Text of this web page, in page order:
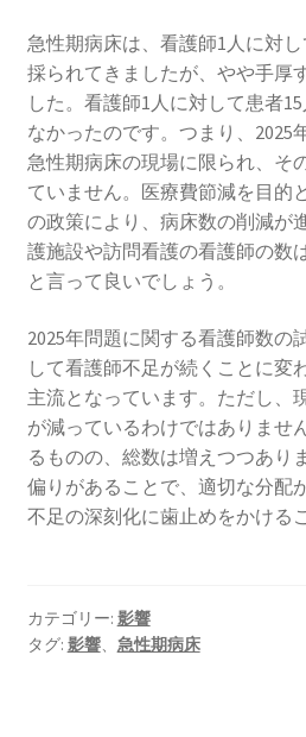
急性期病床は、看護師1人に対
採られてきましたが、やや手厚
した。看護師1人に対して患者
なかったのです。つまり、2025
急性期病床の現場に限られ、そ
ていません。医療費節減を目的
の政策により、病床数の削減が
護施設や訪問看護の看護師の数
と言って良いでしょう。
2025年問題に関する看護師数の
して看護師不足が続くことに変
主流となっています。ただし、
が減っているわけではありませ
るものの、総数は増えつつあり
偏りがあることで、適切な分配
不足の深刻化に歯止めをかける
カテゴリー: 影響
タグ: 影響、 急性期病床